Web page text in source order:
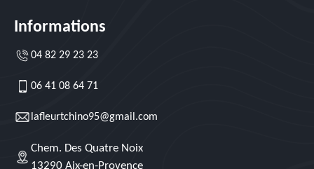
Informations
04 82 29 23 23
06 41 08 64 71
lafleurtchino95@gmail.com
Chem. Des Quatre Noix
13290 Aix-en-Provence